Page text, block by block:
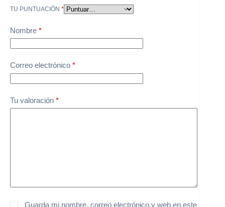
TU PUNTUACIÓN *
Nombre *
Correo electrónico *
Tu valoración *
Guarda mi nombre, correo electrónico y web en este